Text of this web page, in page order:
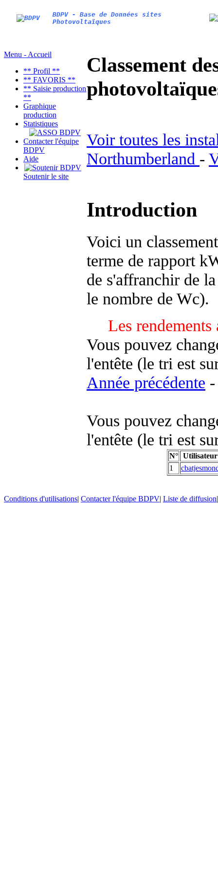
BDPV - Base de Données sites
Photovoltaïques
Menu - Accueil
** Profil **
** FAVORIS **
** Saisie production
**
Graphique
production
Statistiques
Contacter l'équipe
BDPV
Aide
Soutenir le site
Classement
Voir toutes les
Northumberland -
Introduction
Voici un
terme de rapport
de s'affranchir de
le nombre de Wc).
Les
Vous pouvez
l'entête (le tri est
Année précédente
Vous pouvez
l'entête (le tri est
N° Utilisateur
1
Conditions d'utilisations| Contacter l'équipe BDPV| Liste de diffusion